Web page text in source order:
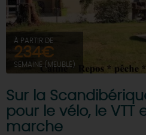
À PARTIR DE
234€
SEMAINE (MEUBLÉ)
Sur la
pour le vélo, le VTT
marche